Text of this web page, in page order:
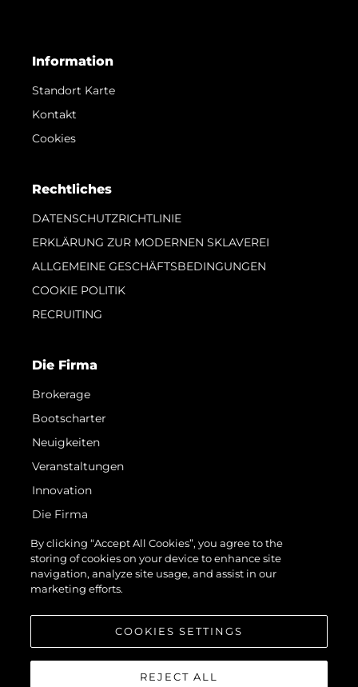
Information
Standort Karte
Kontakt
Cookies
Rechtliches
DATENSCHUTZRICHTLINIE
ERKLÄRUNG ZUR MODERNEN SKLAVEREI
ALLGEMEINE GESCHÄFTSBEDINGUNGEN
COOKIE POLITIK
RECRUITING
Die Firma
Brokerage
Bootscharter
Neuigkeiten
Veranstaltungen
Innovation
Die Firma
Das Team
Lifestyle
Geschichte
By clicking “Accept All Cookies”, you agree to the
storing of cookies on your device to enhance site
navigation, analyze site usage, and assist in our
marketing efforts.
COOKIES SETTINGS
REJECT ALL